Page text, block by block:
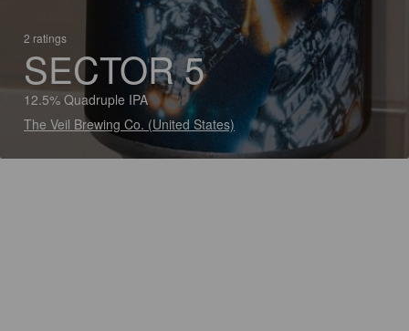
2 ratings
SECTOR 5
12.5% Quadruple IPA
The Veil Brewing Co. (United States)